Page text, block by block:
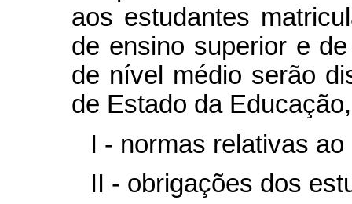
aos estudantes
de ensino superior e
de nível médio serão
de Estado da
I - normas relativas
II - obrigações dos